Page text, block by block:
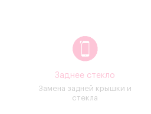
эстетическими причинами –
повреждение экрана и
приложений. Поэтому
поменять дефектную деталь.
Мы предлагаем
на ремонт стекла iPhone. Мы
Заднее стекло
Замена задней крышки и
стекла